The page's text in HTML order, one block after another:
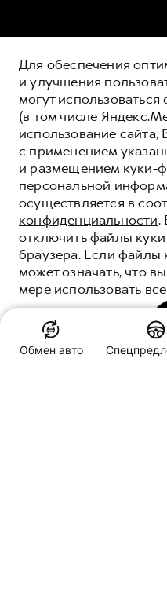
GWM
ВСЕ НЕОБХОДИМЫЕ
РУКОЙ
СКАЧАТЬ
Для обеспечения
и улучшения
могут
(в том числе
использование сайта,
с применением
и размещением куки-
персональной
осуществляется в
конфиденциальности.
отключить файлы
браузера. Если файлы
может означать, что
мере использовать
ПОНЯТНО
Обмен авто